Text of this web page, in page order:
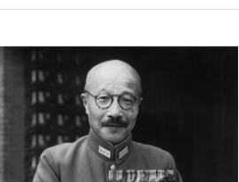
パン選手が証言した“NPB聞...